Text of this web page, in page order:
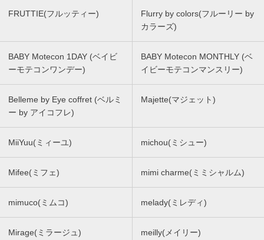
FRUTTIE(フルッティー)
Flurry by colors(フルーリー by
カラーズ)
BABY Motecon 1DAY (ベイビ
ーモテコンワンデー)
BABY Motecon MONTHLY (ベ
イビーモテコンマンスリー)
Belleme by Eye coffret (ベルミ
ー by アイコフレ)
Majette(マジェット)
MiiYuu(ミィーユ) michou(ミシュー)
Mifee(ミフェ) mimi charme(ミミシャルム)
mimuco(ミムコ) melady(ミレディ)
Mirage(ミラージュ) meilly(メイリー)